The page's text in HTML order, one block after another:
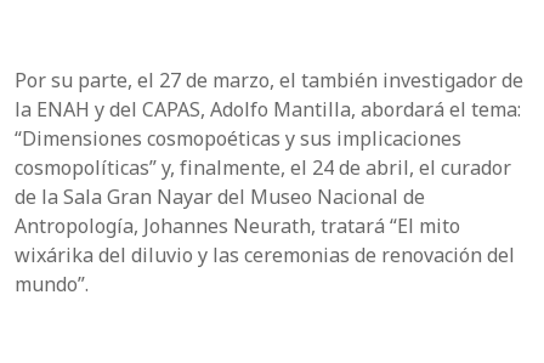
Por su parte, el 27 de marzo, el también investigador de
la ENAH y del CAPAS, Adolfo Mantilla, abordará el tema:
“Dimensiones cosmopoéticas y sus implicaciones
cosmopolíticas” y, finalmente, el 24 de abril, el curador
de la Sala Gran Nayar del Museo Nacional de
Antropología, Johannes Neurath, tratará “El mito
wixárika del diluvio y las ceremonias de renovación del
mundo”.